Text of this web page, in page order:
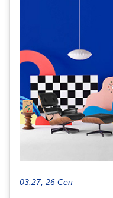
03:27, 26 Сен